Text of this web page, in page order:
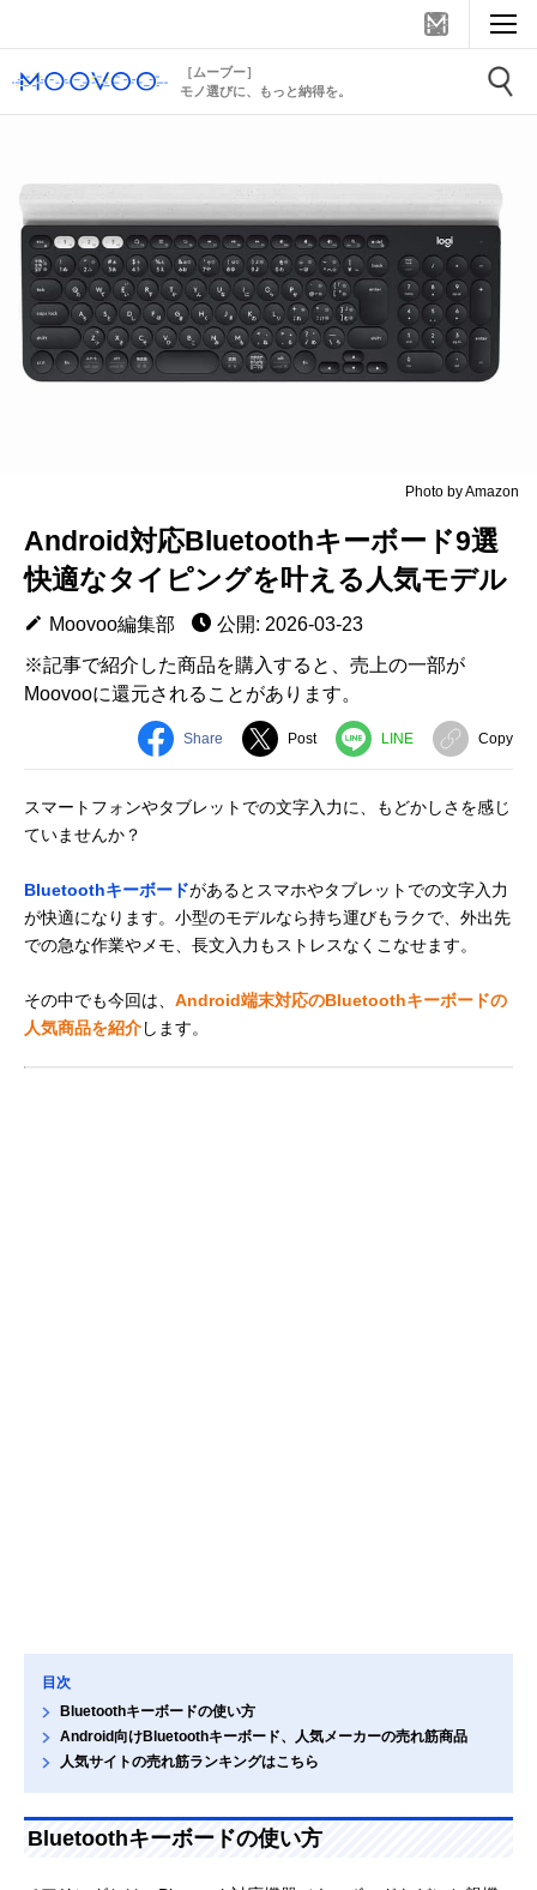
［ムーブー］
モノ選びに、もっと納得を。
Photo by Amazon
Android対応Bluetoothキーボード9選
快適なタイピングを叶える人気モデル
Moovoo編集部
公開: 2026-03-23
※記事で紹介した商品を購入すると、売上の一部が
Moovooに還元されることがあります。
Share Post LINE Copy
スマートフォンやタブレットでの文字入力に、もどかしさを感じ
ていませんか？
Bluetoothキーボードがあるとスマホやタブレットでの文字入力
が快適になります。小型のモデルなら持ち運びもラクで、外出先
での急な作業やメモ、長文入力もストレスなくこなせます。
その中でも今回は、 Android端末対応のBluetoothキーボードの
人気商品を紹介します。
目次
Bluetoothキーボードの使い方
Android向けBluetoothキーボード、人気メーカーの売れ筋商品
人気サイトの売れ筋ランキングはこちら
Bluetoothキーボードの使い方